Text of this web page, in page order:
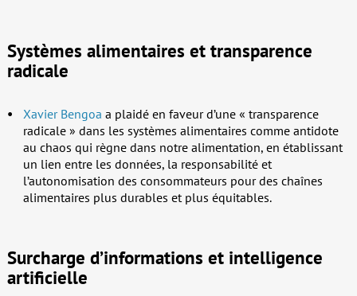
Systèmes alimentaires et transparence
radicale
Xavier Bengoa a plaidé en faveur d’une « transparence
radicale » dans les systèmes alimentaires comme antidote
au chaos qui règne dans notre alimentation, en établissant
un lien entre les données, la responsabilité et
l’autonomisation des consommateurs pour des chaînes
alimentaires plus durables et plus équitables.
Surcharge d’informations et intelligence
artificielle